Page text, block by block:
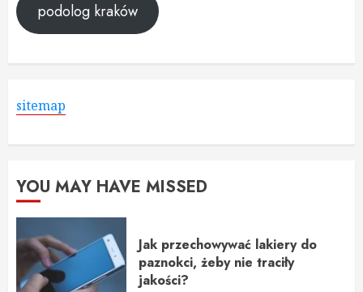
podolog kraków
sitemap
YOU MAY HAVE MISSED
Jak przechowywać lakiery do
paznokci, żeby nie traciły
jakości?